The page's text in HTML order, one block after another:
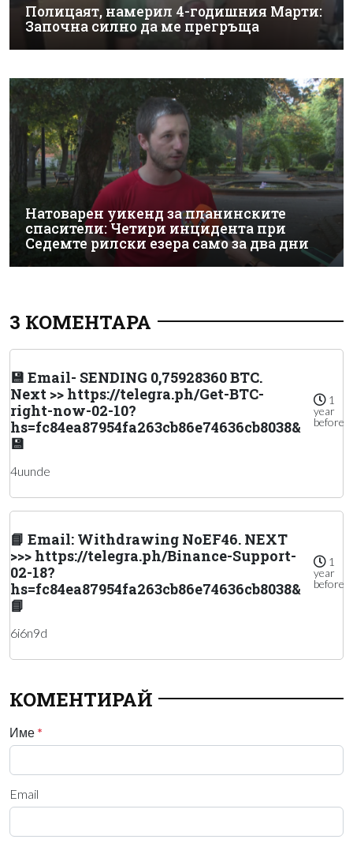
Полицаят, намерил 4-годишния Марти:
Започна силно да ме прегръща
Натоварен уикенд за планинските
спасители: Четири инцидента при
Седемте рилски езера само за два дни
3 КОМЕНТАРА
💾 Email- SENDING 0,75928360 BTC.
Next >> https://telegra.ph/Get-BTC-
right-now-02-10?
hs=fc84ea87954fa263cb86e74636cb8038&
💾
1
year
before
4uunde
📘 Email: Withdrawing NoEF46. NEXT
>>> https://telegra.ph/Binance-Support-
02-18?
hs=fc84ea87954fa263cb86e74636cb8038&
📘
1
year
before
6i6n9d
КОМЕНТИРАЙ
Име *
Email